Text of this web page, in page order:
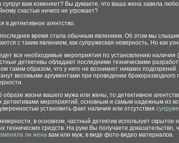
супруг вам изменяет? Вы думаете, что ваша жена завела
счастью ничего не угрожает?
в детективное агентство.
время стала обычным явлением. Об этом мы
с таким явлением, как супружеская неверность. Но как
все необходимые мероприятия по установлению наличия
детективы обладают последними техническими
таким образом, что у него не возникнет никаких
весомыми аргументами при проведении бракоразводного
образе жизни вашего мужа или жены, то детективное
детективами мероприятий, основным и самым надежным из
установить факт наличия или отсутствия
в основном, частный детектив использует
технических средств. На руки Вы получаете доказательство,
ли жена вам или муж, в виде фото-видео материалов.